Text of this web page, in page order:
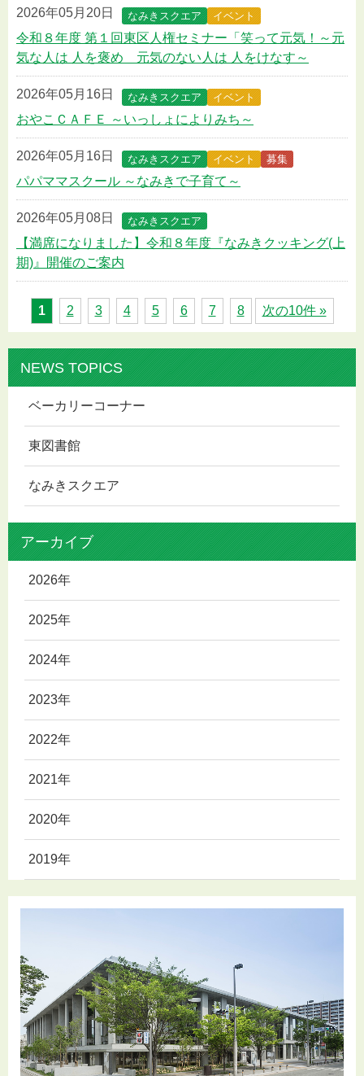
2026年05月20日 なみきスクエア イベント
令和８年度 第１回東区人権セミナー「笑って元気！～元
気な人は 人を褒め 元気のない人は 人をけなす～
2026年05月16日 なみきスクエア イベント
おやこＣＡＦＥ ～いっしょによりみち～
2026年05月16日 なみきスクエア イベント 募集
パパママスクール ～なみきで子育て～
2026年05月08日 なみきスクエア
【満席になりました】令和８年度『なみきクッキング(上
期)』開催のご案内
1 2 3 4 5 6 7 8 次の10件 »
NEWS TOPICS
ベーカリーコーナー
東図書館
なみきスクエア
アーカイブ
2026年
2025年
2024年
2023年
2022年
2021年
2020年
2019年